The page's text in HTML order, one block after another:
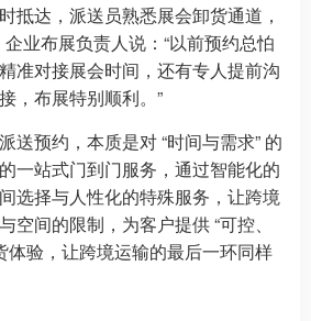
抵达，派送员熟悉展会卸货通道，
业布展负责人说：“以前预约总怕
准对接展会时间，还有专人提前沟
，布展特别顺利。”
送预约，本质是对 “时间与需求” 的
一站式门到门服务，通过智能化的
选择与人性化的特殊服务，让跨境
空间的限制，为客户提供 “可控、
体验，让跨境运输的最后一环同样